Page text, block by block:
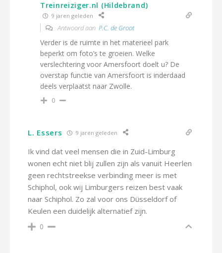
Treinreiziger.nl (Hildebrand)
9 jaren geleden
Antwoord aan P.C. de Groot
Verder is de ruimte in het materieel park
beperkt om foto’s te groeien. Welke
verslechtering voor Amersfoort doelt u? De
overstap functie van Amersfoort is inderdaad
deels verplaatst naar Zwolle.
0
L. Essers 9 jaren geleden
Ik vind dat veel mensen die in Zuid-Limburg
wonen echt niet blij zullen zijn als vanuit Heerlen
geen rechtstreekse verbinding meer is met
Schiphol, ook wij Limburgers reizen best vaak
naar Schiphol. Zo zal voor ons Düsseldorf of
Keulen een duidelijk alternatief zijn.
0